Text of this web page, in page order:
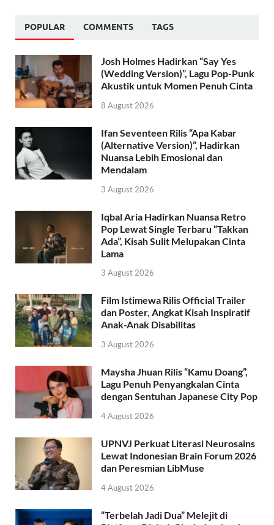
POPULAR COMMENTS TAGS
Josh Holmes Hadirkan “Say Yes
(Wedding Version)”, Lagu Pop-Punk
Akustik untuk Momen Penuh Cinta
8 August 2026
Ifan Seventeen Rilis “Apa Kabar
(Alternative Version)”, Hadirkan
Nuansa Lebih Emosional dan
Mendalam
3 August 2026
Iqbal Aria Hadirkan Nuansa Retro
Pop Lewat Single Terbaru “Takkan
Ada”, Kisah Sulit Melupakan Cinta
Lama
3 August 2026
Film Istimewa Rilis Official Trailer
dan Poster, Angkat Kisah Inspiratif
Anak-Anak Disabilitas
3 August 2026
Maysha Jhuan Rilis “Kamu Doang”,
Lagu Penuh Penyangkalan Cinta
dengan Sentuhan Japanese City Pop
4 August 2026
UPNVJ Perkuat Literasi Neurosains
Lewat Indonesian Brain Forum 2026
dan Peresmian LibMuse
4 August 2026
“Terbelah Jadi Dua” Melejit di